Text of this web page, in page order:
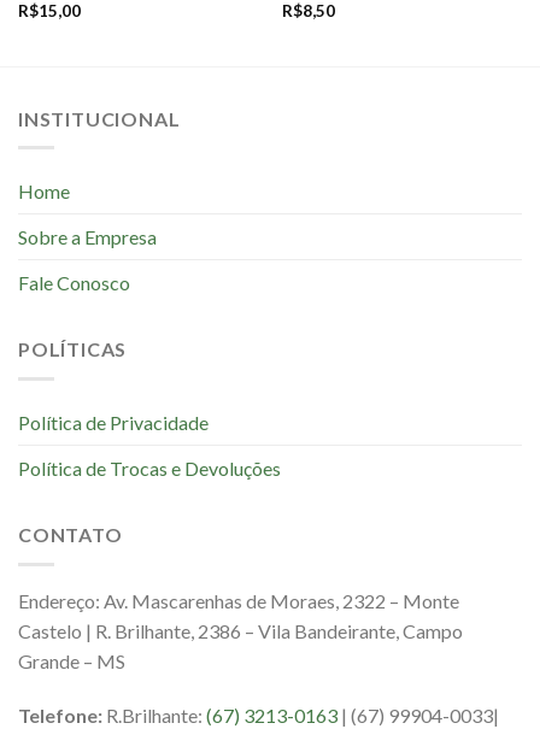
R$15,00
R$8,50
INSTITUCIONAL
Home
Sobre a Empresa
Fale Conosco
POLÍTICAS
Política de Privacidade
Política de Trocas e Devoluções
CONTATO
Endereço: Av. Mascarenhas de Moraes, 2322 – Monte
Castelo | R. Brilhante, 2386 – Vila Bandeirante, Campo
Grande – MS
Telefone: R.Brilhante: (67) 3213-0163 | (67) 99904-0033|